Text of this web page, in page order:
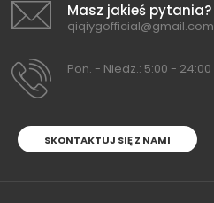
Masz jakieś pytania?
qiqiygofficial@gmail.com
Pon. - Niedz.: 5:00 - 24:00
SKONTAKTUJ SIĘ Z NAMI